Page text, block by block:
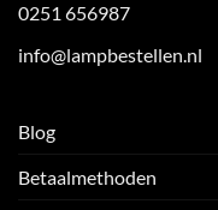
0251 656987
info@lampbestellen.nl
Blog
Betaalmethoden